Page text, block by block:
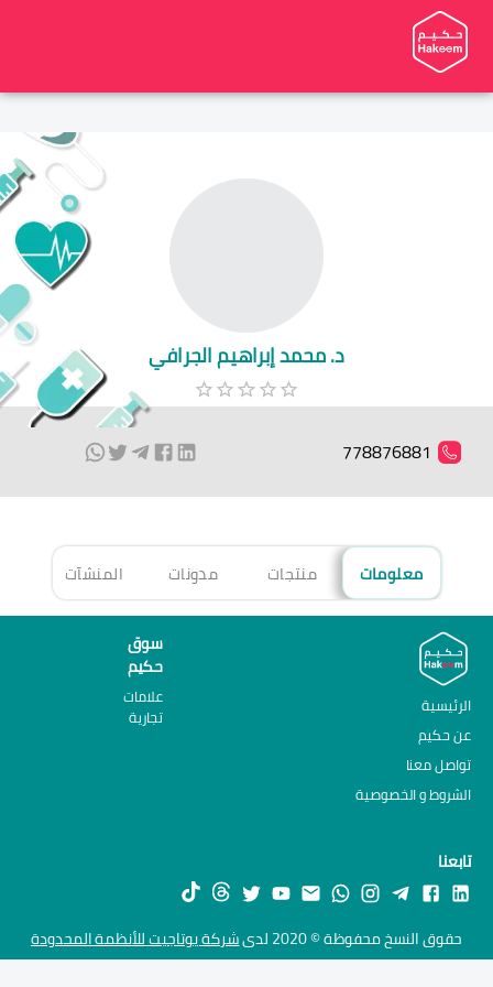
د. محمد إبراهيم الجرافي
778876881
معلومات منتجات مدونات المنشآت
الرئيسية
عن حكيم
تواصل معنا
الشروط و الخصوصية
سوق
حكيم
علامات
تجارية
تابعنا
حقوق النسخ محفوظة © 2020 لدى شركة يوتاجيت للأنظمة المحدودة